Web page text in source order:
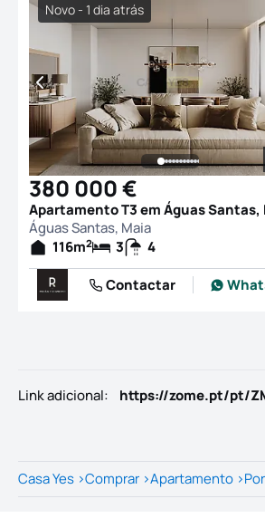
Novo - 1 dia atrás
380 000 €
Apartamento T3 em Águas Santas,
Águas Santas, Maia
116m2 3
4
Contactar
Link adicional: https://zome.pt/pt/
Casa Yes >Comprar >Apartamento >